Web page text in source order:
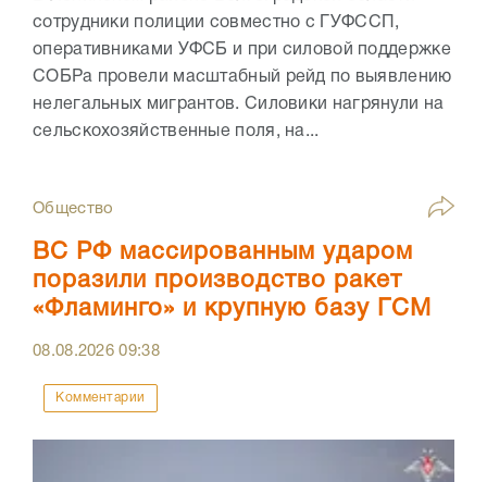
сотрудники полиции совместно с ГУФССП,
оперативниками УФСБ и при силовой поддержке
СОБРа провели масштабный рейд по выявлению
нелегальных мигрантов. Силовики нагрянули на
сельскохозяйственные поля, на...
Общество
ВС РФ массированным ударом
поразили производство ракет
«Фламинго» и крупную базу ГСМ
08.08.202609:38
Комментарии